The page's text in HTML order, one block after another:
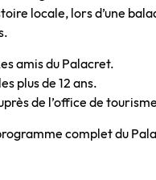
locale, lors d’une
amis du Palacret.
plus de 12 ans.
de l’office de
complet du